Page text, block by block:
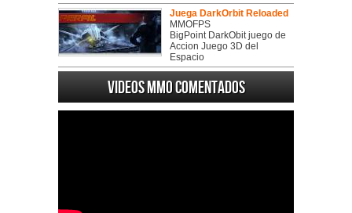
Juega DarkOrbit Reloaded
MMOFPS
BigPoint DarkObit juego de
Accion Juego 3D del
Espacio
Videos MMO Comentados